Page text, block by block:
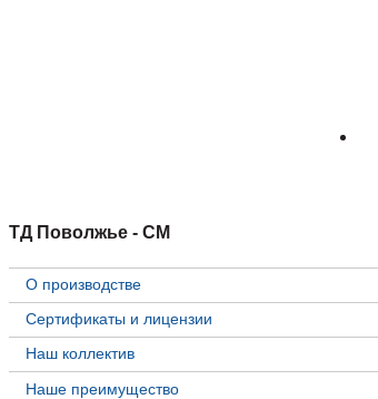
ТД Поволжье - СМ
О производстве
Сертификаты и лицензии
Наш коллектив
Наше преимущество